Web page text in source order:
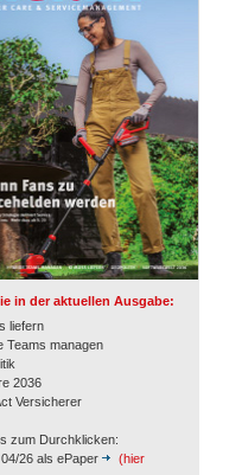
in der aktuellen Ausgabe:
liefern
Teams managen
2036
Versicherer
zum Durchklicken:
26 als ePaper
(hier
ACD-Systeme
Management